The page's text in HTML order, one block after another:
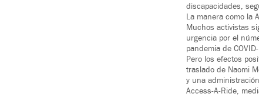
discapacidades,
La manera como la
Muchos activistas
urgencia por el
pandemia de
Pero los efectos
traslado de Naomi
y una
Access-A-Ride,